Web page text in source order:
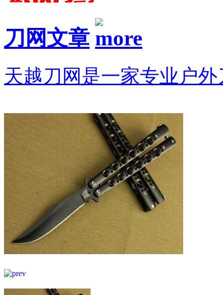
刀网文章
天越刀网是一家专业户